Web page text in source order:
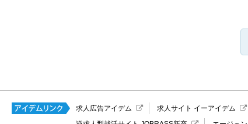
求人広告アイデム 求人サイト イーアイデム